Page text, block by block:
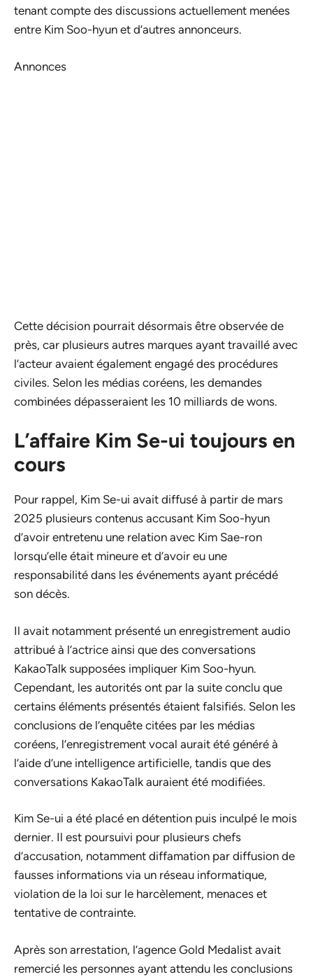
tenant compte des discussions actuellement menées
entre Kim Soo-hyun et d’autres annonceurs.
Annonces
Cette décision pourrait désormais être observée de
près, car plusieurs autres marques ayant travaillé avec
l’acteur avaient également engagé des procédures
civiles. Selon les médias coréens, les demandes
combinées dépasseraient les 10 milliards de wons.
L’affaire Kim Se-ui toujours en
cours
Pour rappel, Kim Se-ui avait diffusé à partir de mars
2025 plusieurs contenus accusant Kim Soo-hyun
d’avoir entretenu une relation avec Kim Sae-ron
lorsqu’elle était mineure et d’avoir eu une
responsabilité dans les événements ayant précédé
son décès.
Il avait notamment présenté un enregistrement audio
attribué à l’actrice ainsi que des conversations
KakaoTalk supposées impliquer Kim Soo-hyun.
Cependant, les autorités ont par la suite conclu que
certains éléments présentés étaient falsifiés. Selon les
conclusions de l’enquête citées par les médias
coréens, l’enregistrement vocal aurait été généré à
l’aide d’une intelligence artificielle, tandis que des
conversations KakaoTalk auraient été modifiées.
Kim Se-ui a été placé en détention puis inculpé le mois
dernier. Il est poursuivi pour plusieurs chefs
d’accusation, notamment diffamation par diffusion de
fausses informations via un réseau informatique,
violation de la loi sur le harcèlement, menaces et
tentative de contrainte.
Après son arrestation, l’agence Gold Medalist avait
remercié les personnes ayant attendu les conclusions